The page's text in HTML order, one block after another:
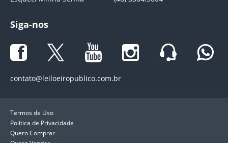
Siga-nos
contato@leiloeiropublico.com.br
Termos de Uso
Política de Privacidade
Quero Comprar
Quero Vender